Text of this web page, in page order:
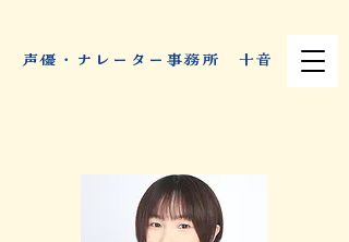
​声優・ナレーター事務所 十音